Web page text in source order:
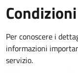
Per conoscere i
informazioni
servizio.